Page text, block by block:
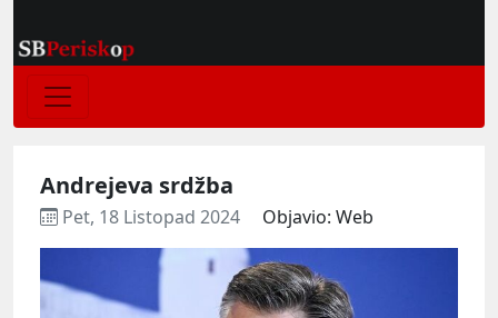
Andrejeva srdžba
Pet, 18 Listopad 2024 Objavio: Web